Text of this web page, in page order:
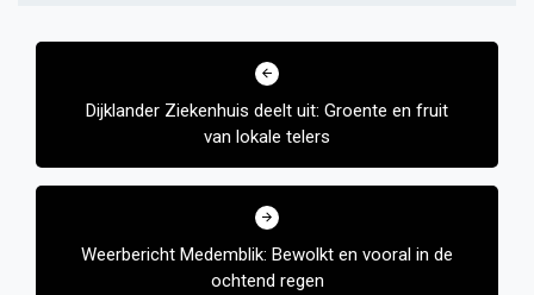
Bericht
Dijklander Ziekenhuis deelt uit: Groente en fruit
van lokale telers
Weerbericht Medemblik: Bewolkt en vooral in de
ochtend regen